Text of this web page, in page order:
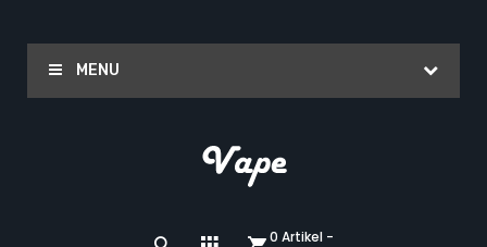
MENU
0 Artikel -